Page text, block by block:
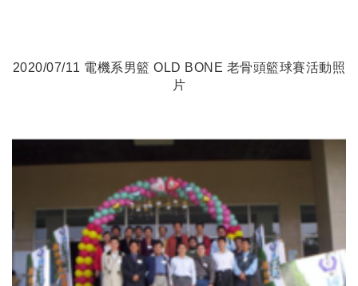
2020/07/11 電機系男籃 OLD BONE 老骨頭籃球賽活動照
片